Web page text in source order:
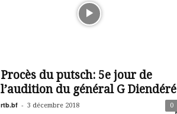
Procès du putsch: 5e jour de
l’audition du général G Diendéré
rtb.bf - 3 décembre 2018 0